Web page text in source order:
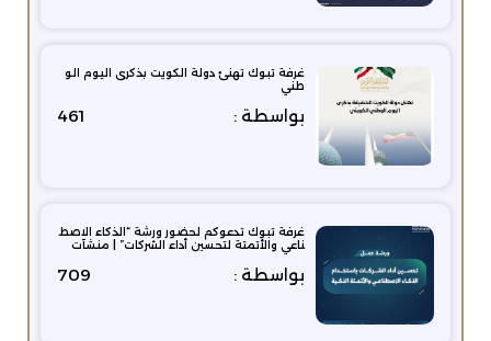
غرفة تبوك تهنئ دولة الكويت بذكرى اليوم الو
طني
بواسطة : 461
غرفة تبوك تدعوكم لحضور ورشة “الذكاء الاصط
ناعي والأتمتة لتحسين أداء الشركات” | منشآت
بواسطة : 709